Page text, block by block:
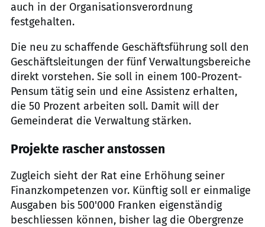
auch in der Organisationsverordnung
festgehalten.
Die neu zu schaffende Geschäftsführung soll den
Geschäftsleitungen der fünf Verwaltungsbereiche
direkt vorstehen. Sie soll in einem 100-Prozent-
Pensum tätig sein und eine Assistenz erhalten,
die 50 Prozent arbeiten soll. Damit will der
Gemeinderat die Verwaltung stärken.
Projekte rascher anstossen
Zugleich sieht der Rat eine Erhöhung seiner
Finanzkompetenzen vor. Künftig soll er einmalige
Ausgaben bis 500'000 Franken eigenständig
beschliessen können, bisher lag die Obergrenze